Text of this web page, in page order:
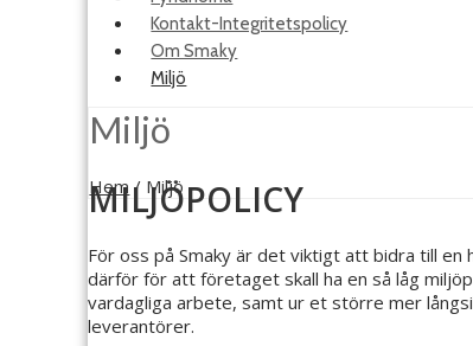
Kontakt-Integritetspolicy
Om Smaky
Miljö
Miljö
Hem / Miljö
MILJÖPOLICY
För oss på Smaky är det viktigt att bidra till en
därför för att företaget skall ha en så låg
vardagliga arbete, samt ur et större mer
leverantörer.